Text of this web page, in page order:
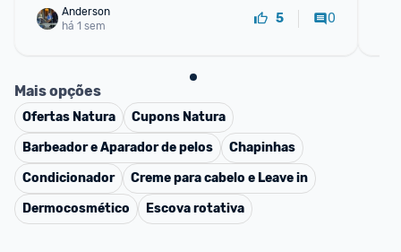
Anderson
há 1 sem
5 0
Mais opções
Ofertas Natura Cupons Natura
Barbeador e Aparador de pelos
Chapinhas
Condicionador
Creme para cabelo e Leave in
Dermocosmético
Escova rotativa